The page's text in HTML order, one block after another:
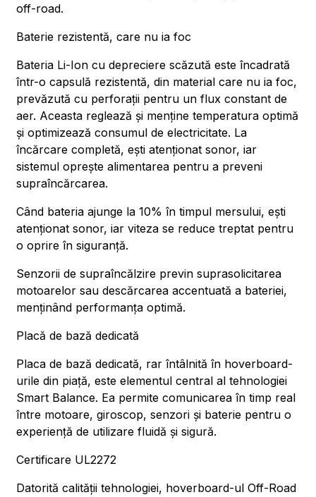
off-road.
Baterie rezistentă, care nu ia foc
Bateria Li-Ion cu depreciere scăzută este încadrată
într-o capsulă rezistentă, din material care nu ia foc,
prevăzută cu perforații pentru un flux constant de
aer. Aceasta reglează și menține temperatura optimă
și optimizează consumul de electricitate. La
încărcare completă, ești atenționat sonor, iar
sistemul oprește alimentarea pentru a preveni
supraîncărcarea.
Când bateria ajunge la 10% în timpul mersului, ești
atenționat sonor, iar viteza se reduce treptat pentru
o oprire în siguranță.
Senzorii de supraîncălzire previn suprasolicitarea
motoarelor sau descărcarea accentuată a bateriei,
menținând performanța optimă.
Placă de bază dedicată
Placa de bază dedicată, rar întâlnită în hoverboard-
urile din piață, este elementul central al tehnologiei
Smart Balance. Ea permite comunicarea în timp real
între motoare, giroscop, senzori și baterie pentru o
experiență de utilizare fluidă și sigură.
Certificare UL2272
Datorită calității tehnologiei, hoverboard-ul Off-Road